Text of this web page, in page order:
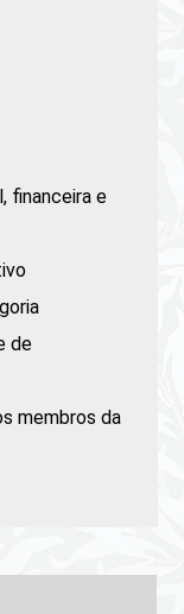
financeira e
de
membros da